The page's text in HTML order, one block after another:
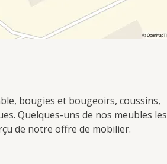
bougies et bougeoirs, coussins,
Quelques-uns de nos meubles les
de notre offre de mobilier.